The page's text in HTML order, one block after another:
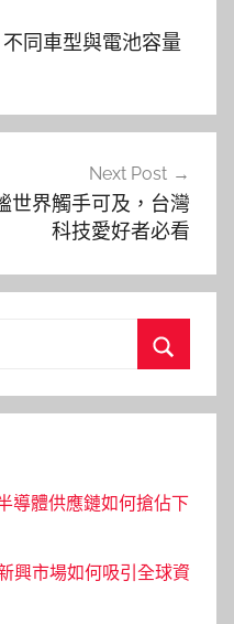
同車型與電池容量
Next Post
世界觸手可及，台灣
科技愛好者必看
導體供應鏈如何搶佔下
興市場如何吸引全球資